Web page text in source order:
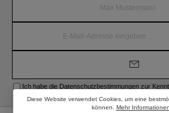
Mail-
Ich habe die Datenschutzbestimmungen zur
Diese Website verwendet Cookies, um eine
können. Mehr Informationen